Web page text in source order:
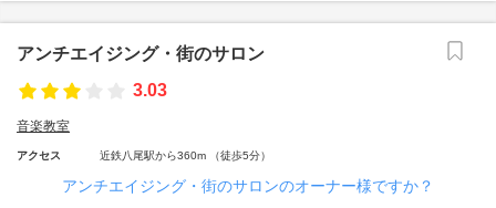
アンチエイジング・街のサロン
3.03
音楽教室
アクセス 近鉄八尾駅から360m （徒歩5分）
アンチエイジング・街のサロンのオーナー様ですか？